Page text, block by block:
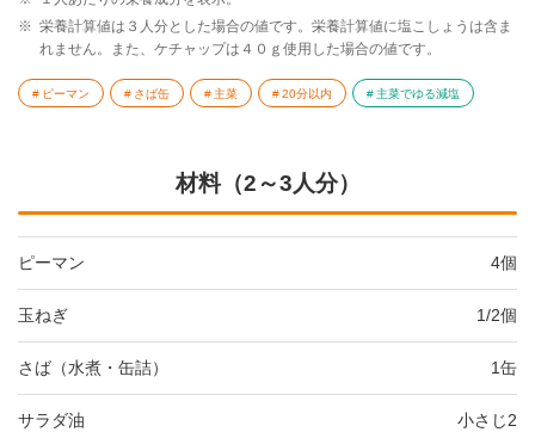
※ 栄養計算値は３人分とした場合の値です。栄養計算値に塩こしょうは含ま
れません。また、ケチャップは４０ｇ使用した場合の値です。
ピーマン さば缶 主菜 20分以内 主菜でゆる減塩
材料（2～3人分）
ピーマン 4個
玉ねぎ 1/2個
さば（水煮・缶詰） 1缶
サラダ油 小さじ2